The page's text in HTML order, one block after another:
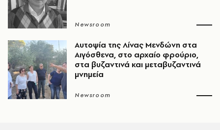
Newsroom
Αυτοψία της Λίνας Μενδώνη στα
Αιγόσθενα, στο αρχαίο φρούριο,
στα βυζαντινά και μεταβυζαντινά
μνημεία
Newsroom